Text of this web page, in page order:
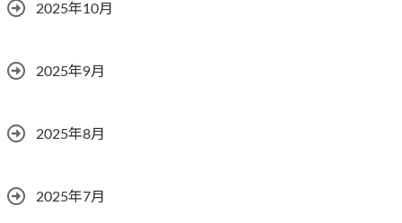
2025年10月
2025年9月
2025年8月
2025年7月